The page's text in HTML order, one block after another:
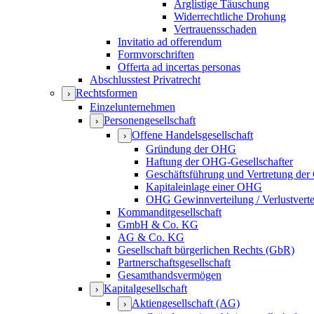
Arglistige Täuschung
Widerrechtliche Drohung
Vertrauensschaden
Invitatio ad offerendum
Formvorschriften
Offerta ad incertas personas
Abschlusstest Privatrecht
› Rechtsformen
Einzelunternehmen
› Personengesellschaft
› Offene Handelsgesellschaft
Gründung der OHG
Haftung der OHG-Gesellschafter
Geschäftsführung und Vertretung der
Kapitaleinlage einer OHG
OHG Gewinnverteilung /
Kommanditgesellschaft
GmbH & Co. KG
AG & Co. KG
Gesellschaft bürgerlichen Rechts (GbR)
Partnerschaftsgesellschaft
Gesamthandsvermögen
› Kapitalgesellschaft
› Aktiengesellschaft (AG)